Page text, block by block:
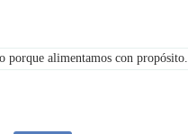
porque alimentamos con propósito.